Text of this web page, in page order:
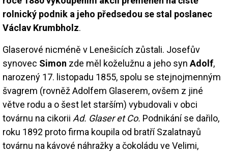
rolnický podnik a jeho předsedou se stal poslanec
Václav Krumbholz.
Glaserové nicméně v Lenešicích zůstali. Josefův
synovec Simon zde měl koželužnu a jeho syn Adolf,
narozený 17. listopadu 1855, spolu se stejnojmenným
švagrem (rovněž Adolfem Glaserem, ovšem z jiné
větve rodu a o šest let starším) vybudovali v obci
továrnu na cikorii Ad. Glaser et Co. Podnikání se dařilo,
roku 1892 proto firma koupila od bratří Szalatnayů
továrnu na kávové náhražky a čokoládu ve Velimi,